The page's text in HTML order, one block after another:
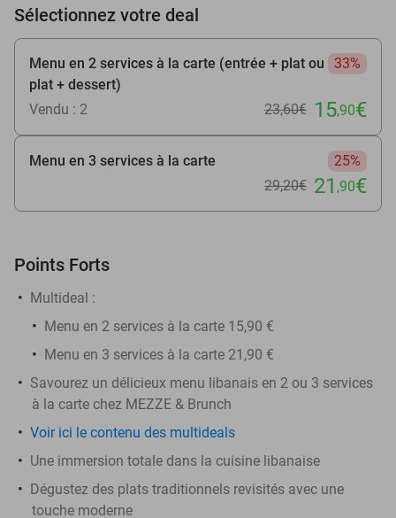
Sélectionnez votre deal
Menu en 2 services à la carte (entrée + plat ou
plat + dessert)
33%
Vendu : 2 23,60€ 15,90€
Menu en 3 services à la carte
25%
29,20€ 21 ,90€
Points Forts
Multideal :
Menu en 2 services à la carte 15,90 €
Menu en 3 services à la carte 21,90 €
Savourez un délicieux menu libanais en 2 ou 3 services
à la carte chez MEZZE & Brunch
Voir ici le contenu des multideals
Une immersion totale dans la cuisine libanaise
Dégustez des plats traditionnels revisités avec une
touche moderne